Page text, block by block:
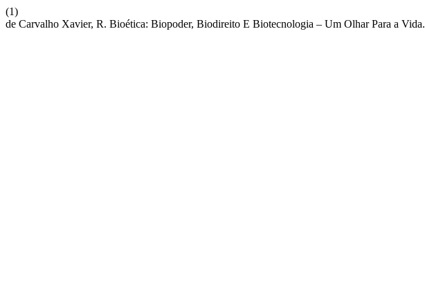
(1)
de Carvalho Xavier, R. Bioética: Biopoder, Biodireito E Biotecnologia – Um Olhar Para a Vida.